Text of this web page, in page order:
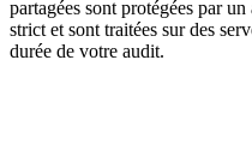
partagées sont protégées par
strict et sont traitées sur des
durée de votre audit.